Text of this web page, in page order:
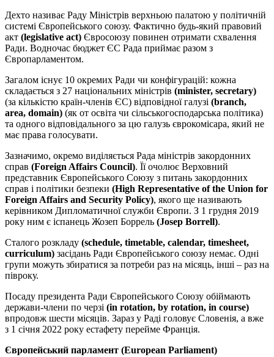
Дехто називає Раду Міністрів верхньою палатою у політичній
системі Європейського союзу. Фактично будь-який правовий
акт (legislative act) Євросоюзу повинен отримати схвалення
Ради. Водночас бюджет ЄС Рада приймає разом з
Європарламентом.
Загалом існує 10 окремих Ради чи конфігурацій: кожна
складається з 27 національних міністрів (minister, secretary)
(за кількістю країн-членів ЄС) відповідної галузі (branch,
area, domain) (як от освіта чи сільськогосподарська політика)
та одного відповідального за цю галузь єврокомісара, який не
має права голосувати.
Зазначимо, окремо виділяється Рада міністрів закордонних
справ (Foreign Affairs Council). Її очолює Верховний
представник Європейського Союзу з питань закордонних
справ і політики безпеки (High Representative of the Union for
Foreign Affairs and Security Policy), якого ще називають
керівником Дипломатичної служби Європи. З 1 грудня 2019
року ним є іспанець Жозеп Боррель (Josep Borrell).
Сталого розкладу (schedule, timetable, calendar, timesheet,
curriculum) засідань Ради Європейського союзу немає. Одні
групи можуть збиратися за потреби раз на місяць, інші – раз на
півроку.
Посаду президента Ради Європейського Союзу обіймають
держави-члени по черзі (in rotation, by rotation, in course)
впродовж шести місяців. Зараз у Раді головує Словенія, а вже
з 1 січня 2022 року естафету перейме Франція.
Європейський парламент (European Parliament)